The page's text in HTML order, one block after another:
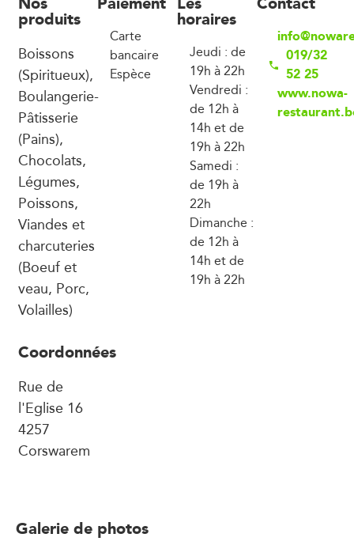
produits
Boissons
(Spiritueux),
Boulangerie-
Pâtisserie
(Pains),
Chocolats,
Légumes,
Poissons,
Viandes et
charcuteries
(Boeuf et
veau, Porc,
Volailles)
Carte
bancaire
Espèce
horaires
Jeudi : de
19h à 22h
Vendredi :
de 12h à
14h et de
19h à 22h
Samedi :
de 19h à
22h
Dimanche :
de 12h à
14h et de
19h à 22h
019/32
52 25
www.nowa-
Coordonnées
Rue de
l'Eglise 16
4257
Corswarem
Galerie de photos